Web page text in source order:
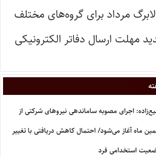
مرداد برای گروه‌های مختلف
مهلت ارسال دفاتر الکترونیکی
اجرای مصوبه ساماندهی نیروهای شرکتی از
ماه آغاز می‌شود/ احتمال کاهش دریافتی با تغییر
استخدامی فرد